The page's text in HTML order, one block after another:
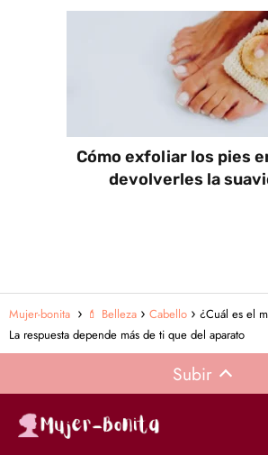
Cómo exfoliar los pies
devolverles la
Mujer-bonita 💄 Belleza Cabello
¿Cuál es el
La respuesta depende más de ti que del aparato
Subir